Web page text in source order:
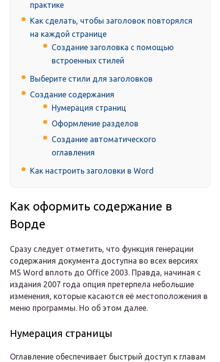
практике
Как сделать, чтобы заголовок повторялся
на каждой странице
Создание заголовка с помощью
встроенных стилей
Выберите стили для заголовков
Создание содержания
Нумерация страниц
Оформление разделов
Создание автоматического
оглавления
Как настроить заголовки в Word
Как оформить содержание в
Ворде
Сразу следует отметить, что функция генерации
содержания документа доступна во всех версиях
MS Word вплоть до Office 2003. Правда, начиная с
издания 2007 года опция претерпела небольшие
изменения, которые касаются её местоположения в
меню программы. Но об этом далее.
Нумерация страницы
Оглавление обеспечивает быстрый доступ к главам